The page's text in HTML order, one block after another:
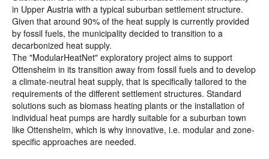
in Upper Austria with a typical suburban settlement structure.
Given that around 90% of the heat supply is currently provided
by fossil fuels, the municipality decided to transition to a
decarbonized heat supply.
The "ModularHeatNet" exploratory project aims to support
Ottensheim in its transition away from fossil fuels and to develop
a climate-neutral heat supply, that is specifically tailored to the
requirements of the different settlement structures. Standard
solutions such as biomass heating plants or the installation of
individual heat pumps are hardly suitable for a suburban town
like Ottensheim, which is why innovative, i.e. modular and zone-
specific approaches are needed.